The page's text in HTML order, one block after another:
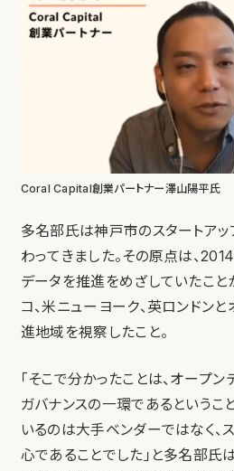
Coral Capital創業パートナー澤山陽平氏
多名部氏は神戸市のスタートア
わってきました。その原点は、
データを推進をめざしていたこと
コ、米ニューヨーク、英ロンドン
進地域を視察したこと。
「そこで分かったことは、オープ
ガバナンスの一環であるというこ
いるのは大手ベンダーではなく、
心であることでした」と多名部氏